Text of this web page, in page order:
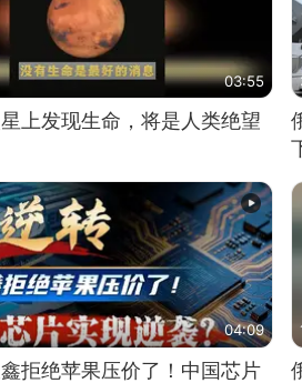
03:55
上发现生命，将是人类绝望
04:09
拒绝苹果压价了！中国芯片